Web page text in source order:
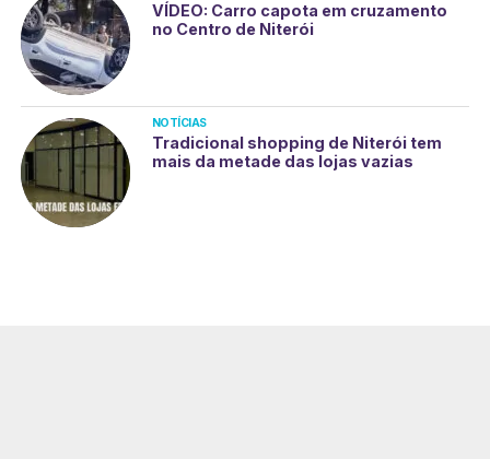
VÍDEO: Carro capota em cruzamento
no Centro de Niterói
NOTÍCIAS
Tradicional shopping de Niterói tem
mais da metade das lojas vazias